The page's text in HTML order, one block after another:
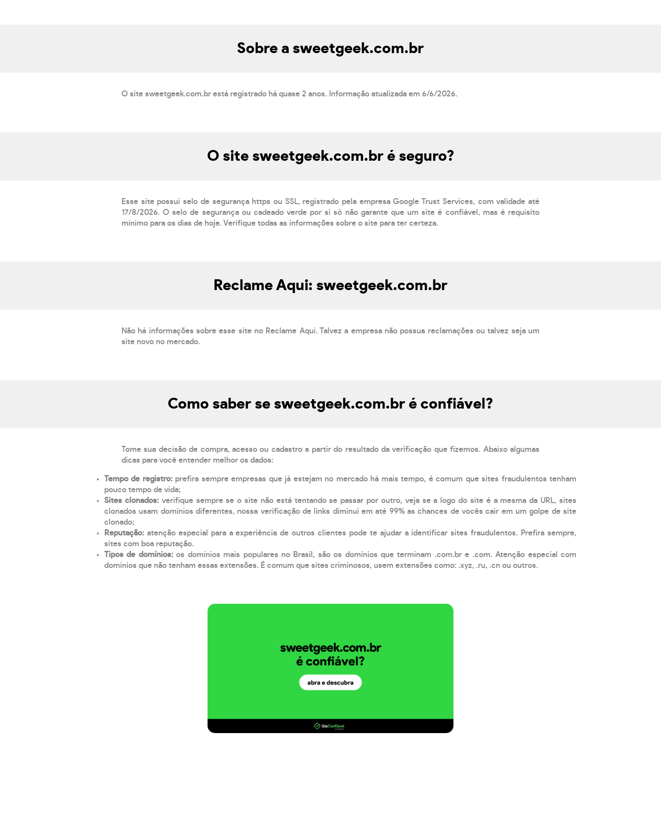
Sobre a sweetgeek.com.br
O site sweetgeek.com.br está registrado há quase 2 anos. Informação atualizada em 6/6/2026.
O site sweetgeek.com.br é seguro?
Esse site possui selo de segurança https ou SSL, registrado pela empresa Google Trust Services, com validade até
17/8/2026. O selo de segurança ou cadeado verde por si só não garante que um site é confiável, mas é requisito
mínimo para os dias de hoje. Verifique todas as informações sobre o site para ter certeza.
Reclame Aqui: sweetgeek.com.br
Não há informações sobre esse site no Reclame Aqui. Talvez a empresa não possua reclamações ou talvez seja um
site novo no mercado.
Como saber se sweetgeek.com.br é confiável?
Tome sua decisão de compra, acesso ou cadastro a partir do resultado da verificação que fizemos. Abaixo algumas
dicas para você entender melhor os dados:
Tempo de registro: prefira sempre empresas que já estejam no mercado há mais tempo, é comum que sites fraudulentos tenham
pouco tempo de vida;
Sites clonados: verifique sempre se o site não está tentando se passar por outro, veja se a logo do site é a mesma da URL, sites
clonados usam domínios diferentes, nossa verificação de links diminui em até 99% as chances de vocês cair em um golpe de site
clonado;
Reputação: atenção especial para a experiência de outros clientes pode te ajudar a identificar sites fraudulentos. Prefira sempre,
sites com boa reputação.
Tipos de domínios:os domínios mais populares no Brasil, são os domínios que terminam .com.br e .com. Atenção especial com
domínios que não tenham essas extensões. É comum que sites criminosos, usem extensões como: .xyz, .ru, .cn ou outros.